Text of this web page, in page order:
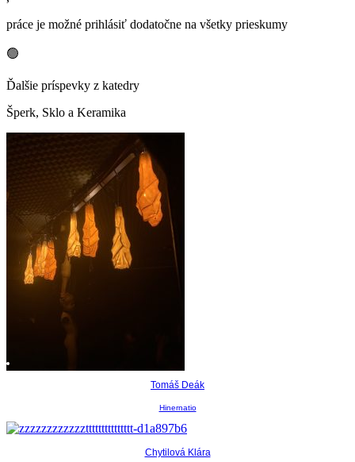
práce je možné prihlásiť dodatočne na všetky prieskumy
🟢
Ďalšie príspevky z katedry
Šperk, Sklo a Keramika
Tomáš Deák
Hinernatio
Chytilová Klára